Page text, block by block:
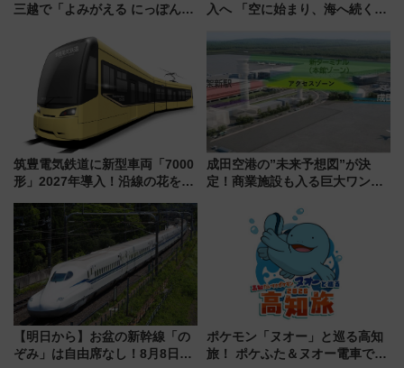
三越で「よみがえる にっぽんの
敬の名作写真も、駅弁フェスも
同時開催！
入へ 「空に始まり、海へ続く」
神秘的なデザイン
筑豊電気鉄道に新型車両「7000
形」2027年導入！沿線の花をイ
内は落ち着いたゆとりある空間
に
成田空港の”未来予想図”が決
定！商業施設も入る巨大ワンタ
で新型特急が品川･羽田とを結
ぶ！ JR空港駅は2面3線化！
【明日から】お盆の新幹線「の
ぞみ」は自由席なし！8月8日午
ポケモン「ヌオー」と巡る高知
旅！ ポケふた＆ヌオー電車で楽